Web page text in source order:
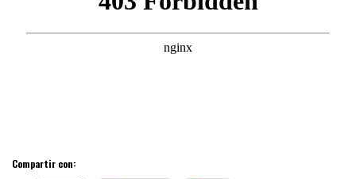
Compartir con: